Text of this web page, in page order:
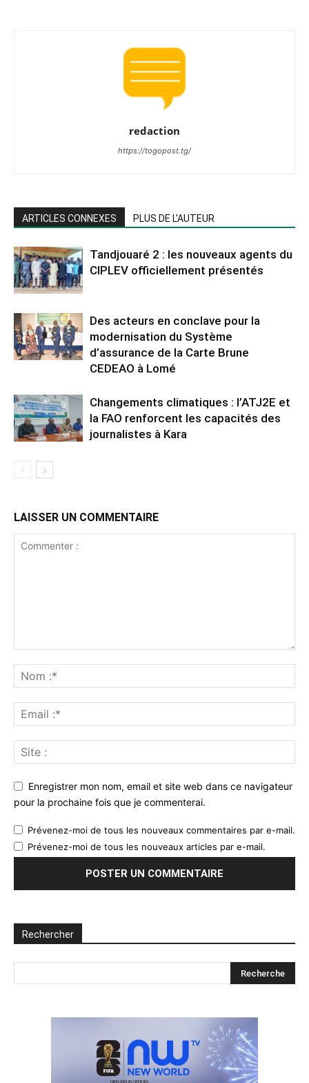
redaction
https://togopost.tg/
ARTICLES CONNEXES PLUS DE L'AUTEUR
Tandjouaré 2 : les nouveaux agents du
CIPLEV officiellement présentés
Des acteurs en conclave pour la
modernisation du Système
d’assurance de la Carte Brune
CEDEAO à Lomé
Changements climatiques : l’ATJ2E et
la FAO renforcent les capacités des
journalistes à Kara
LAISSER UN COMMENTAIRE
Enregistrer mon nom, email et site web dans ce navigateur
pour la prochaine fois que je commenterai.
Prévenez-moi de tous les nouveaux commentaires par e-mail.
Prévenez-moi de tous les nouveaux articles par e-mail.
Rechercher